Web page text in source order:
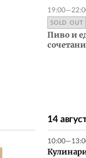
SOLD OUT
Пиво и
14